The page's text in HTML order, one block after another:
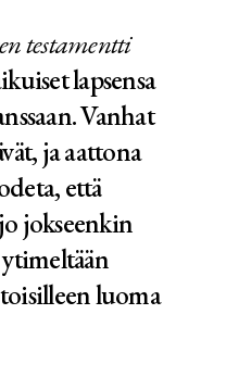
testamentti
lapsensa
Vanhat
ja aattona
että
jokseenkin
luoma